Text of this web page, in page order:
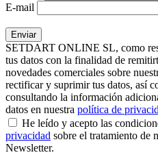
E-mail
SETDART ONLINE SL, como
tus datos con la finalidad de
novedades comerciales sobre
rectificar y suprimir tus datos, así
consultando la información
datos en nuestra política de
He leído y acepto las
privacidad sobre el tratamiento de
Newsletter.